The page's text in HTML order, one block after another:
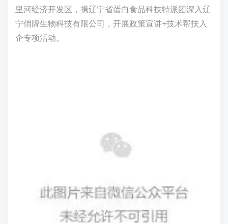
里河经济开发区，携辽宁省蛋白食品科技特派团深入辽
宁俏牌生物科技有限公司，开展政策宣讲+技术帮扶入
企专项活动。